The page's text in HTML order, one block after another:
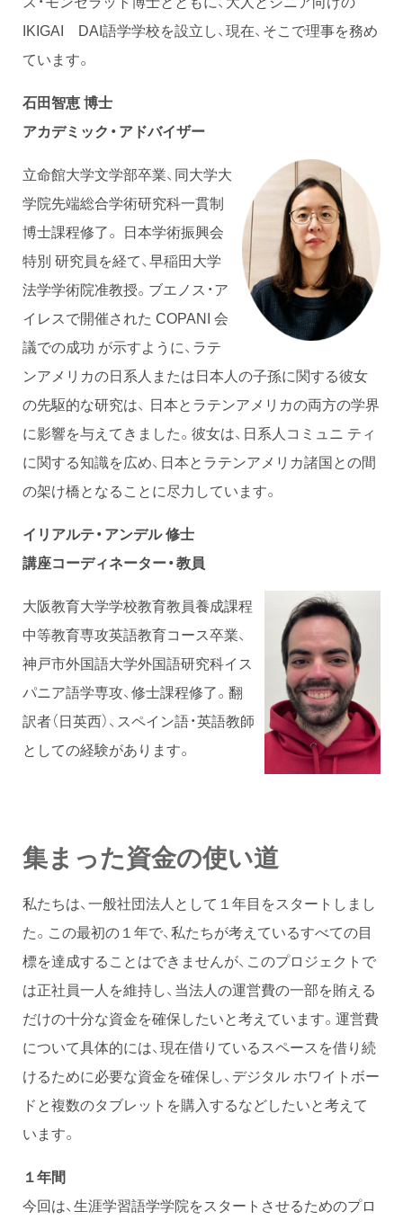
IKIGAI DAI語学学校を設立し、現在、そこで理事を務め
ています。
石田智恵 博士
アカデミック・アドバイザー
立命館大学文学部卒業、同大学大
学院先端総合学術研究科一貫制
博士課程修了。 日本学術振興会
特別 研究員を経て、早稲田大学
法学学術院准教授。ブエノス・ア
イレスで開催された COPANI 会
議での成功 が示すように、ラテ
ンアメリカの日系人または日本人の子孫に関する彼女
の先駆的な研究は、 日本とラテンアメリカの両方の学界
に影響を与えてきました。彼女は、日系人コミュニ ティ
に関する知識を広め、日本とラテンアメリカ諸国との間
の架け橋となることに尽力しています。
イリアルテ・アンデル 修士
講座コーディネーター・教員
大阪教育大学学校教育教員養成課程
中等教育専攻英語教育コース卒業、
神戸市外国語大学外国語研究科イス
パニア語学専攻、修士課程修了。翻
訳者（日英西）、スペイン語・英語教師
としての経験があります。
集まった資金の使い道
私たちは、一般社団法人として１年目をスタートしまし
た。この最初の１年で、私たちが考えているすべての目
標を達成することはできませんが、このプロジェクトで
は正社員一人を維持し、当法人の運営費の一部を賄える
だけの十分な資金を確保したいと考えています。運営費
について具体的には、現在借りているスペースを借り続
けるために必要な資金を確保し、デジタル ホワイトボー
ドと複数のタブレットを購入するなどしたいと考えて
います。
１年間
今回は、生涯学習語学学院をスタートさせるためのプロ